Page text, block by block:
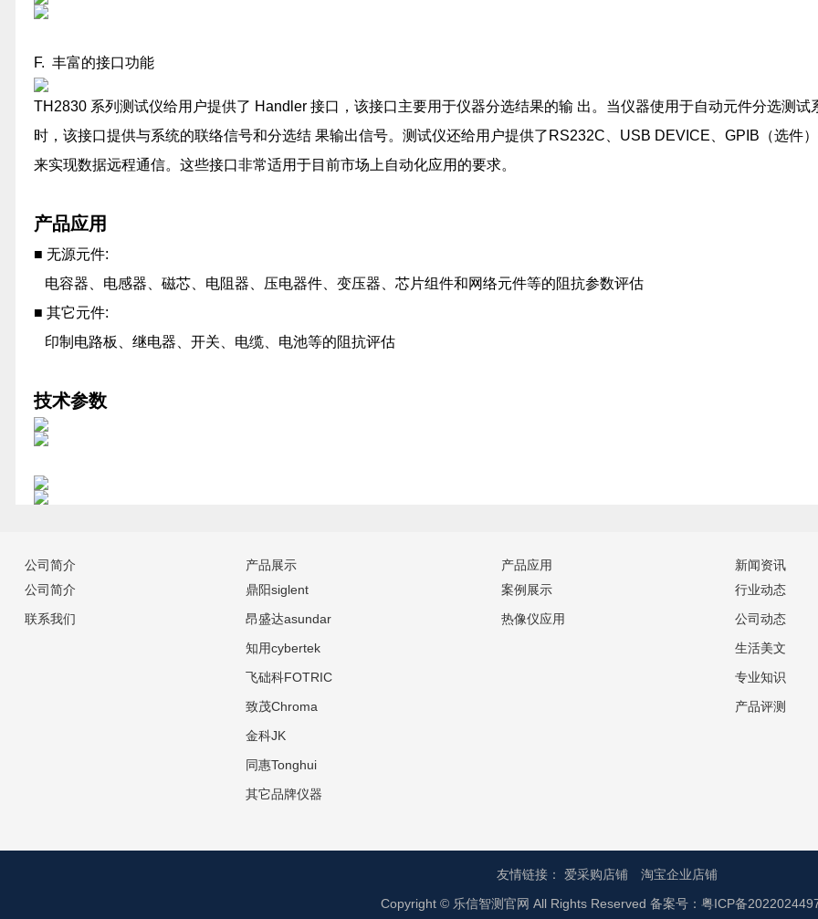
F. 丰富的接口功能
TH2830 系列测试仪给用户提供了 Handler 接口，该接口主要用于仪器分选结果的输 出。当仪器使用于自动元件分选测试
时，该接口提供与系统的联络信号和分选结 果输出信号。测试仪还给用户提供了RS232C、USB DEVICE、GPIB（选件
来实现数据远程通信。这些接口非常适用于目前市场上自动化应用的要求。
产品应用
■ 无源元件:
电容器、电感器、磁芯、电阻器、压电器件、变压器、芯片组件和网络元件等的阻抗参数评估
■ 其它元件:
印制电路板、继电器、开关、电缆、电池等的阻抗评估
技术参数
公司简介
公司简介
联系我们
产品展示
鼎阳siglent
昂盛达asundar
知用cybertek
飞础科FOTRIC
致茂Chroma
金科JK
同惠Tonghui
其它品牌仪器
产品应用
案例展示
热像仪应用
新闻资讯
行业动态
公司动态
生活美文
专业知识
产品评测
友情链接： 爱采购店铺
淘宝企业店铺
Copyright © 乐信智测官网 All Rights Reserved 备案号： 粤ICP备